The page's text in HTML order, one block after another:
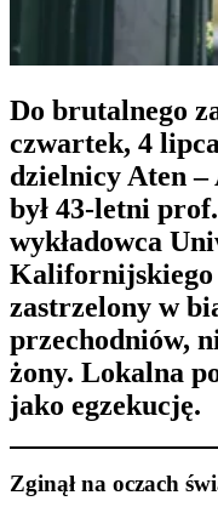
Do brutalnego
czwartek, 4
dzielnicy Aten –
był 43‑letni
wykładowca
Kalifornijskiego
zastrzelony w
przechodniów,
żony. Lokalna
jako egzekucję.
Zginął na oczach